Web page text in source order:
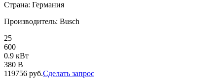
Страна: Германия
Производитель: Busch
25
600
0.9 кВт
380 В
119756 руб.Сделать запрос